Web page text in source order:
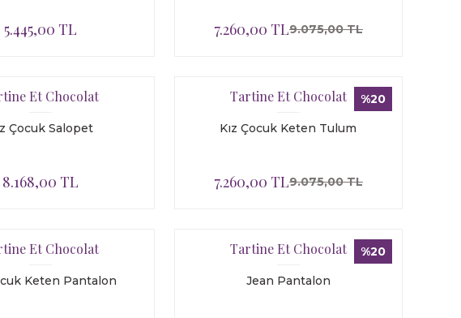
5.445,00 TL 7.260,00 TL9.075,00 TL
Et Chocolat
Çocuk Salopet
8.168,00 TL
%20
Tartine Et Chocolat
Kız Çocuk Keten Tulum
7.260,00 TL9.075,00 TL
Et Chocolat
Keten Pantalon
%20
Tartine Et Chocolat
Jean Pantalon